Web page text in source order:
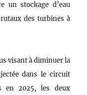
un stockage d’eau
des turbines à
visant à diminuer la
dans le circuit
en 2025, les deux